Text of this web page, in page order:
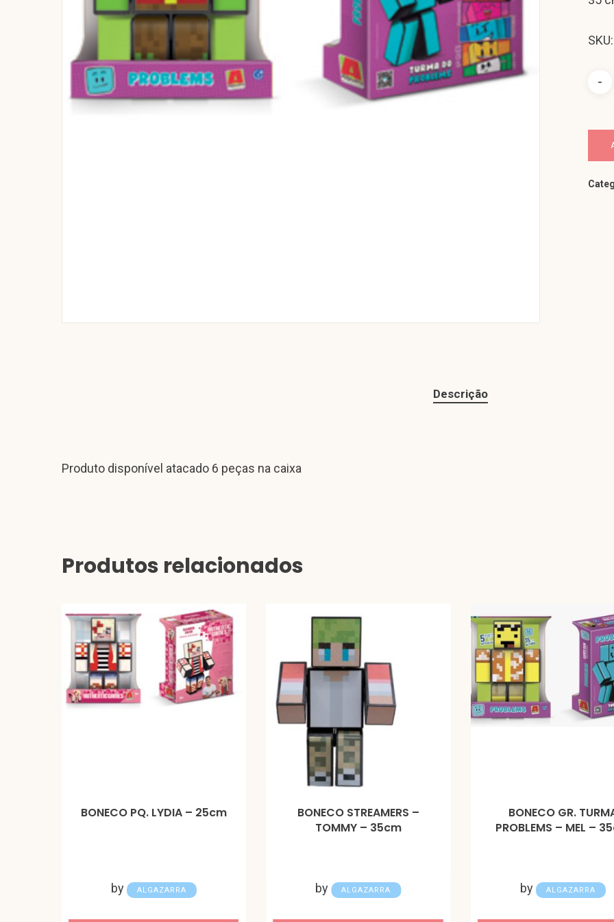
Descrição
Produto disponível atacado 6 peças na caixa
Produtos relacionados
BONECO PQ. LYDIA – 25cm
by ALGAZARRA
BONECO STREAMERS –
TOMMY – 35cm
by ALGAZARRA
BONECO GR.
PROBLEMS – MEL –
by ALGAZARRA